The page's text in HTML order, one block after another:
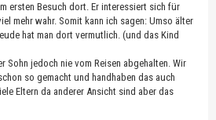
ersten Besuch dort. Er interessiert sich für
mehr wahr. Somit kann ich sagen: Umso älter
hat man dort vermutlich. (und das Kind
Sohn jedoch nie vom Reisen abgehalten. Wir
so gemacht und handhaben das auch
Eltern da anderer Ansicht sind aber das